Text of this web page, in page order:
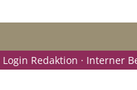
Login Redaktion · Interner